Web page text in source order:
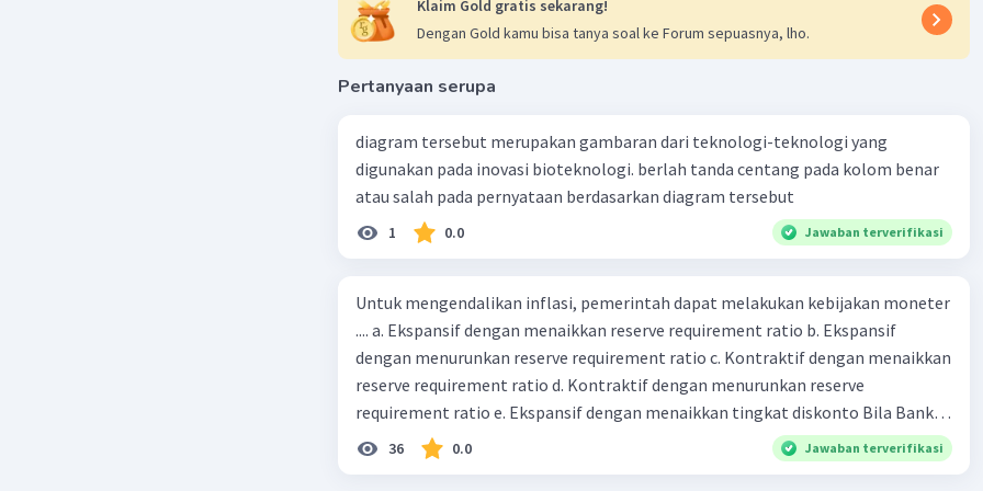
Iklan
Klaim Gold gratis sekarang!
Dengan Gold kamu bisa tanya soal ke Forum sepuasnya, lho.
Pertanyaan serupa
diagram tersebut merupakan gambaran dari teknologi-teknologi yang
digunakan pada inovasi bioteknologi. berlah tanda centang pada kolom benar
atau salah pada pernyataan berdasarkan diagram tersebut
1 0.0 Jawaban terverifikasi
Untuk mengendalikan inflasi, pemerintah dapat melakukan kebijakan moneter
.... a. Ekspansif dengan menaikkan reserve requirement ratio b. Ekspansif
dengan menurunkan reserve requirement ratio c. Kontraktif dengan menaikkan
reserve requirement ratio d. Kontraktif dengan menurunkan reserve
requirement ratio e. Ekspansif dengan menaikkan tingkat diskonto Bila Bank
Indonesia melakukan kebijakan moneter ekspansif, ceteris paribus maka .... a.
Menimbulkan inflasi di mana bentuk kurva jumlah uang beredar (penawaran
36 0.0 Jawaban terverifikasi